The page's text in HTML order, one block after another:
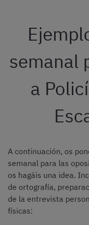
semanal
a
A continuación, os
semanal para las
os hagáis una idea.
de ortografía,
de la entrevista
físicas: